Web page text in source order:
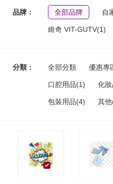
品牌： 全部品牌 自
維奇 VIT-GUTV(1)
分類： 全部分類 優惠專
口腔用品(1) 化
包裝用品(4) 其